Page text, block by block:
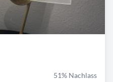
51% Nachlass